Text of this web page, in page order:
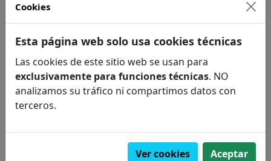
Cowie & Mackin
Enseñanza de idiomas
Ciencias sociales
PVP:37,80€
Cookies
Esta página web solo usa cookies técnicas
Las cookies de este sitio web se usan para
exclusivamente para funciones técnicas. NO
analizamos su tráfico ni compartimos datos con
terceros.
Ver cookies Aceptar